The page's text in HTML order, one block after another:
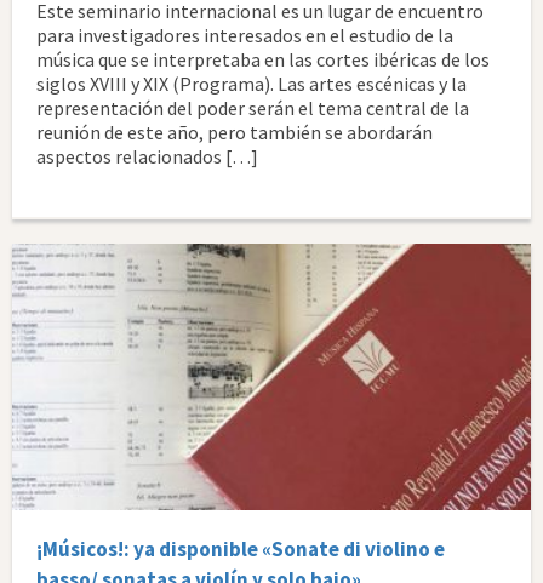
Este seminario internacional es un lugar de encuentro
para investigadores interesados ​​en el estudio de la
música que se interpretaba en las cortes ibéricas de los
siglos XVIII y XIX (Programa). Las artes escénicas y la
representación del poder serán el tema central de la
reunión de este año, pero también se abordarán
aspectos relacionados […]
¡Músicos!: ya disponible «Sonate di violino e